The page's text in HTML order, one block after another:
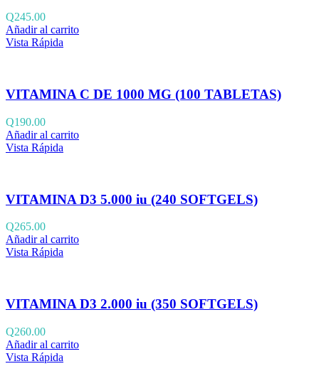
Q245.00
Añadir al carrito
Vista Rápida
VITAMINA C DE 1000 MG (100 TABLETAS)
Q190.00
Añadir al carrito
Vista Rápida
VITAMINA D3 5.000 iu (240 SOFTGELS)
Q265.00
Añadir al carrito
Vista Rápida
VITAMINA D3 2.000 iu (350 SOFTGELS)
Q260.00
Añadir al carrito
Vista Rápida